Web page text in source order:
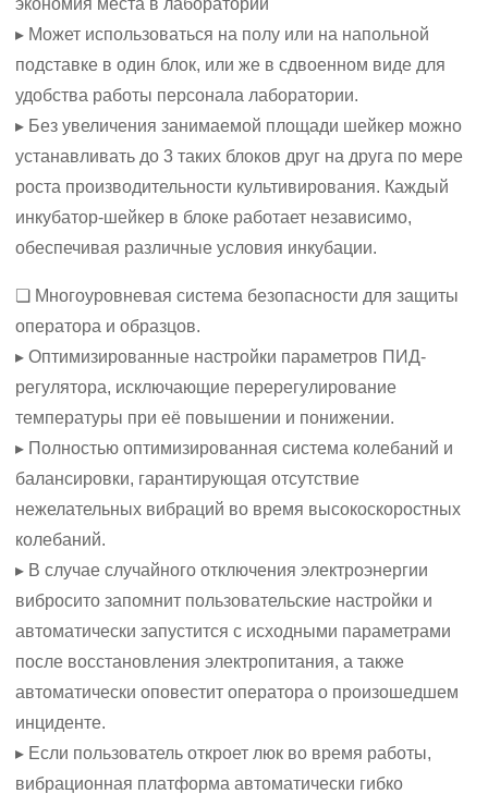
▸ Может использоваться на полу или на напольной
подставке в один блок, или же в сдвоенном виде для
удобства работы персонала лаборатории.
▸ Без увеличения занимаемой площади шейкер можно
устанавливать до 3 таких блоков друг на друга по мере
роста производительности культивирования. Каждый
инкубатор-шейкер в блоке работает независимо,
обеспечивая различные условия инкубации.
❏ Многоуровневая система безопасности для защиты
оператора и образцов.
▸ Оптимизированные настройки параметров ПИД-
регулятора, исключающие перерегулирование
температуры при её повышении и понижении.
▸ Полностью оптимизированная система колебаний и
балансировки, гарантирующая отсутствие
нежелательных вибраций во время высокоскоростных
колебаний.
▸ В случае случайного отключения электроэнергии
вибросито запомнит пользовательские настройки и
автоматически запустится с исходными параметрами
после восстановления электропитания, а также
автоматически оповестит оператора о произошедшем
инциденте.
▸ Если пользователь откроет люк во время работы,
вибрационная платформа автоматически гибко